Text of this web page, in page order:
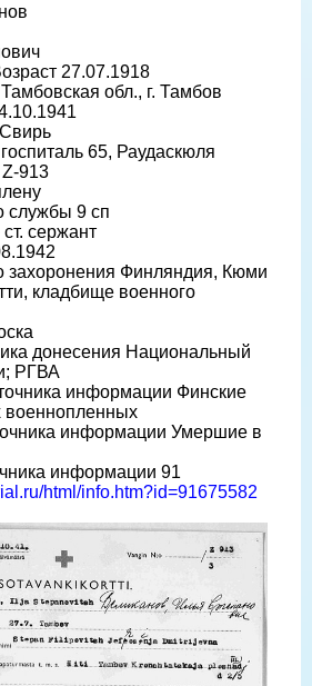
27.07.1918
обл., г. Тамбов
65, Раудаскюля
913
службы 9 сп
сержант
захоронения Финляндия, Кюми
кладбище военного
донесения Национальный
РГВА
информации Финские
военнопленных
информации Умершие в
информации 91
html/info.htm?id=91675582